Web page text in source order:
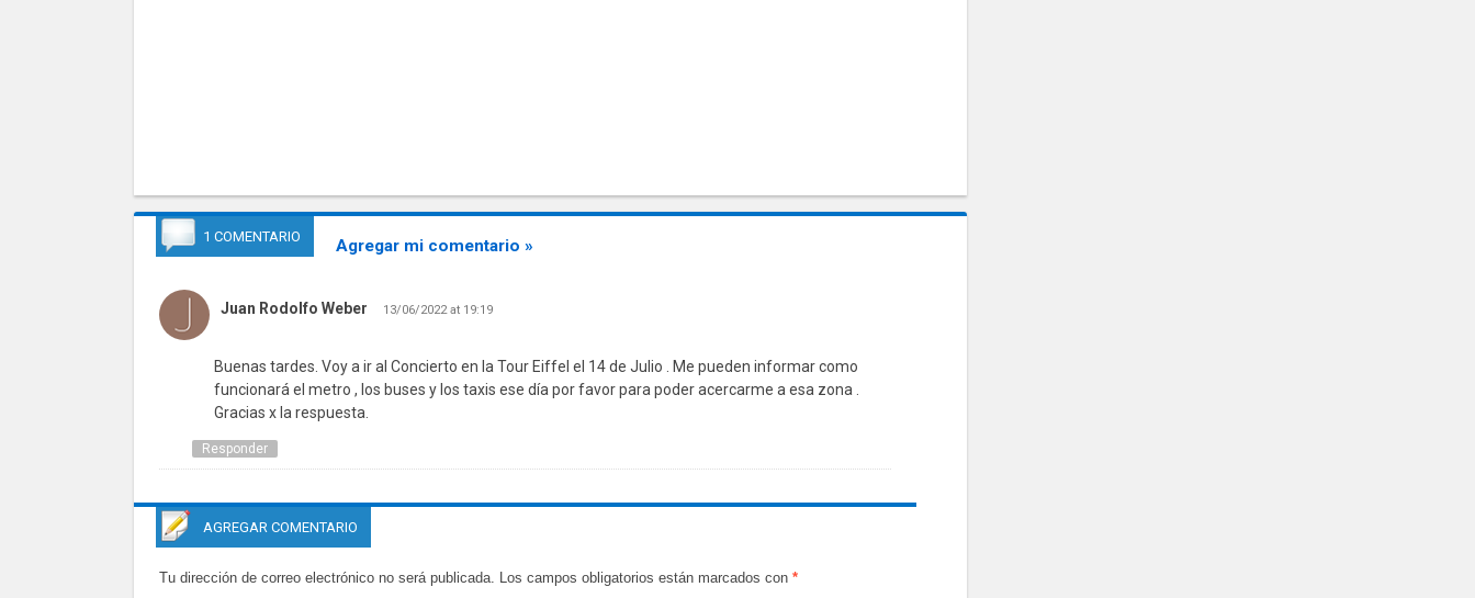
1 COMENTARIO Agregar mi comentario »
Juan Rodolfo Weber 13/06/2022 at 19:19
Buenas tardes. Voy a ir al Concierto en la Tour Eiffel el 14 de Julio . Me pueden informar como
funcionará el metro , los buses y los taxis ese día por favor para poder acercarme a esa zona .
Gracias x la respuesta.
Responder
AGREGAR COMENTARIO
Tu dirección de correo electrónico no será publicada. Los campos obligatorios están marcados con *